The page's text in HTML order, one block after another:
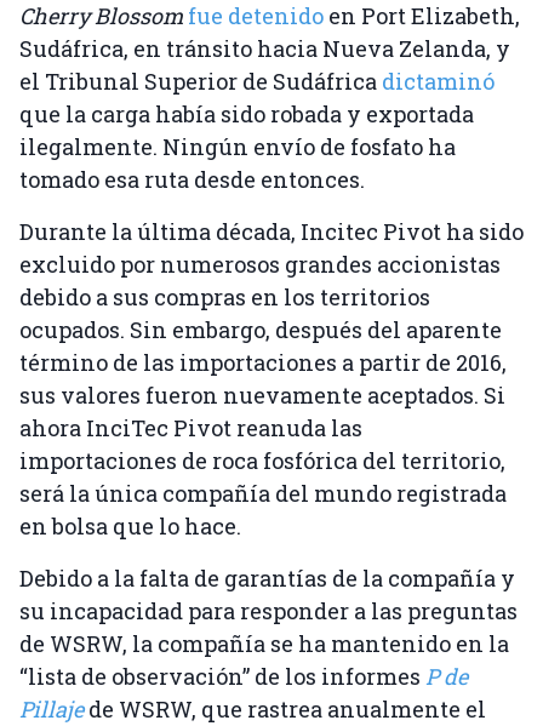
Cherry Blossom fue detenido en Port Elizabeth,
Sudáfrica, en tránsito hacia Nueva Zelanda, y
el Tribunal Superior de Sudáfrica dictaminó
que la carga había sido robada y exportada
ilegalmente. Ningún envío de fosfato ha
tomado esa ruta desde entonces.
Durante la última década, Incitec Pivot ha sido
excluido por numerosos grandes accionistas
debido a sus compras en los territorios
ocupados. Sin embargo, después del aparente
término de las importaciones a partir de 2016,
sus valores fueron nuevamente aceptados. Si
ahora InciTec Pivot reanuda las
importaciones de roca fosfórica del territorio,
será la única compañía del mundo registrada
en bolsa que lo hace.
Debido a la falta de garantías de la compañía y
su incapacidad para responder a las preguntas
de WSRW, la compañía se ha mantenido en la
“lista de observación” de los informes P de
Pillajede WSRW, que rastrea anualmente el